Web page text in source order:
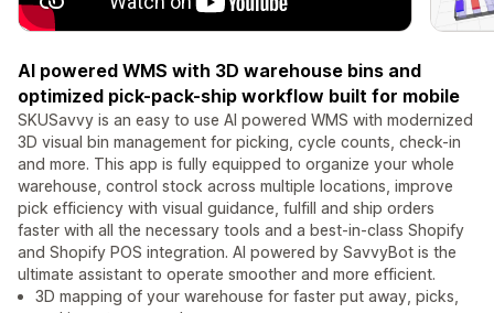
AI powered WMS with 3D warehouse bins and
optimized pick-pack-ship workflow built for mobile
SKUSavvy is an easy to use AI powered WMS with modernized
3D visual bin management for picking, cycle counts, check-in
and more. This app is fully equipped to organize your whole
warehouse, control stock across multiple locations, improve
pick efficiency with visual guidance, fulfill and ship orders
faster with all the necessary tools and a best-in-class Shopify
and Shopify POS integration. AI powered by SavvyBot is the
ultimate assistant to operate smoother and more efficient.
3D mapping of your warehouse for faster put away, picks,